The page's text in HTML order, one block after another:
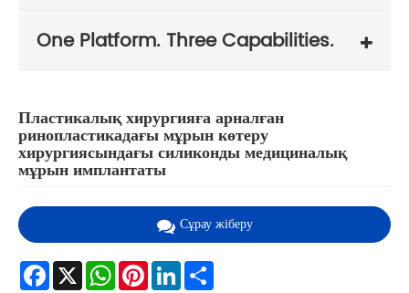
One Platform. Three Capabilities.
Пластикалық хирургияға арналған
ринопластикадағы мұрын көтеру
хирургиясындағы силиконды медициналық
мұрын имплантаты
Сұрау жіберу
Facebook
X WhatsApp
Pinterest
LinkedIn